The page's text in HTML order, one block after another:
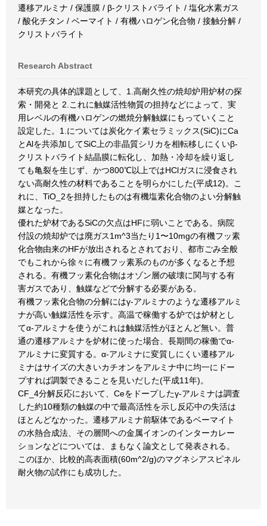
遷移アルミナ / 保護膜 / β-クリストバライト / 塩化水素ガス
/ 酸化チタン / ベーマイト / 有機ハロゲン化合物 / 接触分解 /
クリストバライト
Research Abstract
本研究の具体的課題として、1.高耐久性の焼却炉用炉材の探
索・開発と 2.これに触媒活性物質の担持などによって、実
用レベルの有機ハロゲンの燃焼分解触媒にもっていくこと
設定した。1.については炭化ケイ素セラミックス(SiC)にCa
とAlを共添加してSiC上の非晶質シリカを相転移しにくいβ-
クリストバライト結晶膜に転化し、加熱・冷却を繰り返し
ても亀裂を生じず、かつ800℃以上ではHClガスに浸食され
ない高耐久性の材料であることを明らかにした(平成12)。こ
れに、TiO_2を担持したものは有機塩素化合物のよい分解触
媒となった。
優れた炉材であるSiCの欠点はHFに弱いことである。病院
付設の焼却炉では廃ガス1m^3当たり1〜10mgの有機フッ素
化合物由来のHFが放出されるとされており、都市ごみ全般
でもこれから徐々に有機フッ素系のものが多くなると予想
される。有機フッ素化合物はオゾン層の破壊に関与する有
害ガスであり、触媒などで分解する必要がある。
有機フッ素化合物の分解にはγ-アルミナのような遷移アルミ
ナが高い触媒活性を示す。高温で稼働する炉では炉材とし
てα-アルミナを使うがこれは触媒活性がほとんど無い。普
通の遷移アルミナを炉材に使った場合、長期間の稼働でα-
アルミナに変質する。α-アルミナに変質しにくい遷移アル
ミナはサイズの大きいカチオンをアルミナ中に均一にドー
プすれば調製できることを見いだした(平成11年)。
CF_4分解反応において、Ceをドープしたγ-アルミナは調査
した約10種類の触媒の中で最高活性を示し反応中の失活は
ほとんどなかった。遷移アルミナ前駆体であるベーマイト
の水熱合成法、その層間への金属イオンのインターカレー
ションなどについては、まもなく論文として発表される。
このほか、比較的高表面積(60m^2/g)のマグネシアスピネル
耐火物の試作にも成功した。